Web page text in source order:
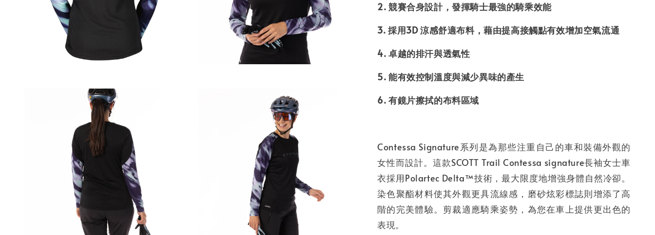
2. 競賽合身設計，發揮騎士最強的騎乘效能
3. 採用3D 涼感舒適布料，藉由提高接觸點有效增加空氣流通
4. 卓越的排汗與透氣性
5. 能有效控制溫度與減少異味的產生
6. 有鏡片擦拭的布料區域
Contessa Signature系列是為那些注重自己的車和裝備外觀的
女性而設計。這款SCOTT Trail Contessa signature長袖女士車
衣採用Polartec Delta™技術，最大限度地增強身體自然冷卻。
染色聚酯材料使其外觀更具流線感，磨砂炫彩標誌則增添了高
階的完美體驗。剪裁適應騎乘姿勢，為您在車上提供更出色的
表現。